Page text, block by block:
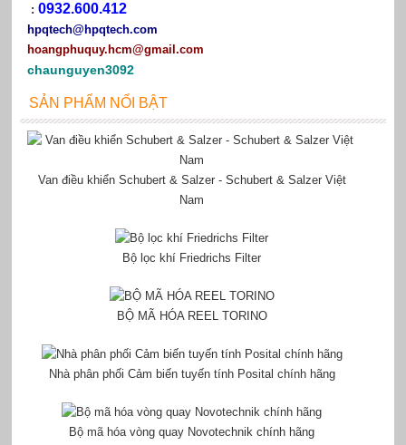
: 0932.600.412
hpqtech@hpqtech.com
hoangphuquy.hcm@gmail.com
chaunguyen3092
SẢN PHẨM NỔI BẬT
Van điều khiển Schubert & Salzer - Schubert & Salzer Việt
Nam
Bộ lọc khí Friedrichs Filter
BỘ MÃ HÓA REEL TORINO
Nhà phân phối Cảm biến tuyến tính Posital chính hãng
Bộ mã hóa vòng quay Novotechnik chính hãng